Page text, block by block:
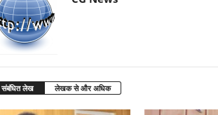
संबंधित लेख लेखक से और अधिक